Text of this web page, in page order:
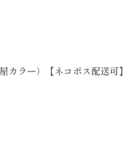
ラー）【ネコポス配送可】